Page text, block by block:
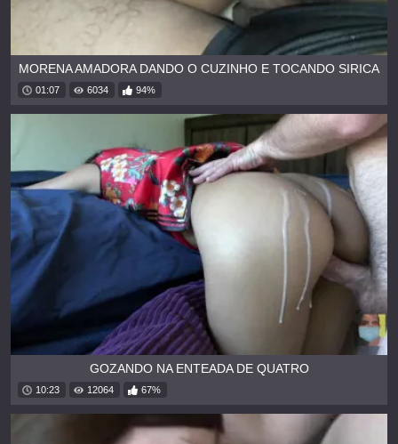
MORENA AMADORA DANDO O CUZINHO E TOCANDO SIRICA
01:07 6034 94%
GOZANDO NA ENTEADA DE QUATRO
10:23 12064 67%